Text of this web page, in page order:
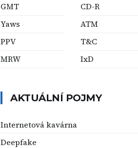
GMT
Yaws
PPV
MRW
CD-R
ATM
T&C
IxD
AKTUÁLNÍ POJMY
Internetová kavárna
Deepfake